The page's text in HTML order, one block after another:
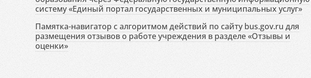
систему «Единый портал государственных и муниципальных услуг»
Памятка-навигатор с алгоритмом действий по сайту bus.gov.ru для
размещения отзывов о работе учреждения в разделе «Отзывы и
оценки»